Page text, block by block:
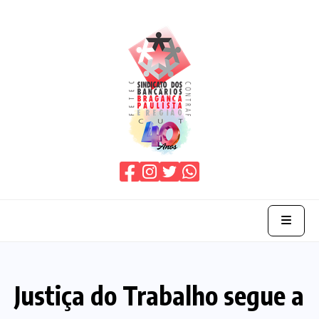
O Sindicato
Justiça do Trabalho segue a